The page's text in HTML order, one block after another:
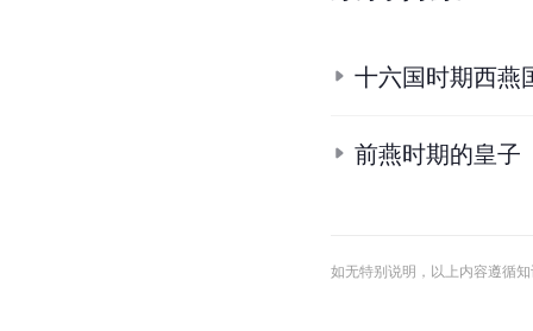
十六国时期西燕
前燕时期的皇子
如无特别说明，以上内容遵循